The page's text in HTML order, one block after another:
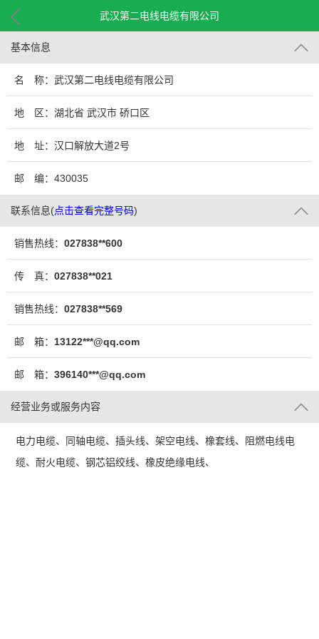
武汉第二电线电缆有限公司
基本信息
名 称：武汉第二电线电缆有限公司
地 区：湖北省 武汉市 硚口区
地 址：汉口解放大道2号
邮 编：430035
联系信息(点击查看完整号码)
销售热线： 027838**600
传 真： 027838**021
销售热线： 027838**569
邮 箱： 13122***@qq.com
邮 箱： 396140***@qq.com
经营业务或服务内容
电力电缆、同轴电缆、插头线、架空电线、橡套线、阻燃电线电
缆、耐火电缆、钢芯铝绞线、橡皮绝缘电线、